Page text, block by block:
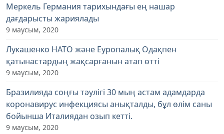
Меркель Германия тарихындағы ең нашар
дағдарысты жариялады
9 маусым, 2020
Лукашенко НАТО және Еуропалық Одақпен
қатынастардың жақсарғанын атап өтті
9 маусым, 2020
Бразилияда соңғы тәулігі 30 мың астам адамдарда
коронавирус инфекциясы анықталды, бұл өлім саны
бойынша Италиядан озып кетті.
9 маусым, 2020